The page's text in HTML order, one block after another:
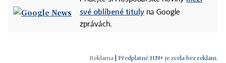
své oblíbené tituly na Google
zprávách.
Předplatné HN+ je zcela bez reklam.